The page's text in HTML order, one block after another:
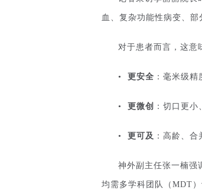
血、复杂功能性病变、
对于患者而言，这意
• 更安全 ：毫米级
• 更微创 ：切口更小
• 更可及 ：高龄、
神外副主任张一楠强
均需多学科团队（MDT